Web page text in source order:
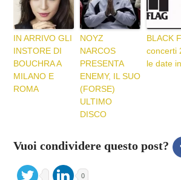
IN ARRIVO GLI
INSTORE DI
BOUCHRA A
MILANO E
ROMA
NOYZ
NARCOS
PRESENTA
ENEMY, IL SUO
(FORSE)
ULTIMO
DISCO
BLACK
concerti
le date
Vuoi condividere questo post?
0